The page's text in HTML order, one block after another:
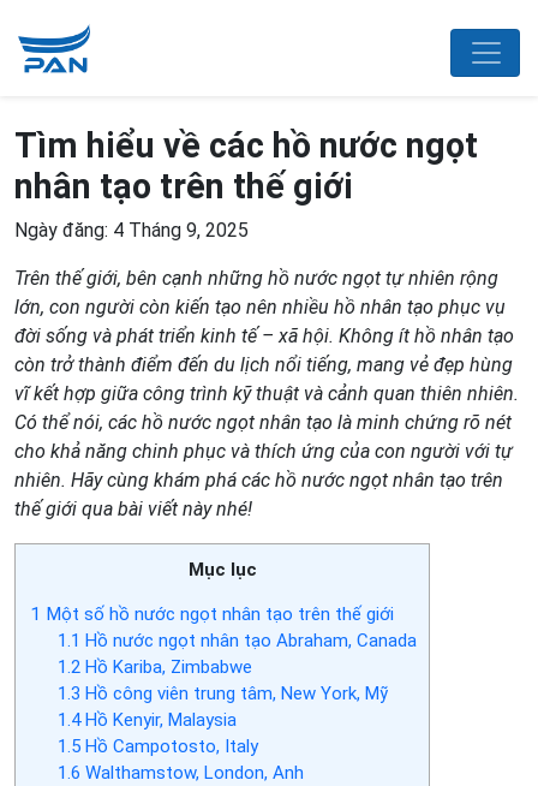
Tìm hiểu về các hồ nước ngọt
nhân tạo trên thế giới
Ngày đăng: 4 Tháng 9, 2025
Trên thế giới, bên cạnh những hồ nước ngọt tự nhiên rộng
lớn, con người còn kiến tạo nên nhiều hồ nhân tạo phục vụ
đời sống và phát triển kinh tế – xã hội. Không ít hồ nhân tạo
còn trở thành điểm đến du lịch nổi tiếng, mang vẻ đẹp hùng
vĩ kết hợp giữa công trình kỹ thuật và cảnh quan thiên nhiên.
Có thể nói, các hồ nước ngọt nhân tạo là minh chứng rõ nét
cho khả năng chinh phục và thích ứng của con người với tự
nhiên. Hãy cùng khám phá các hồ nước ngọt nhân tạo trên
thế giới qua bài viết này nhé!
Mục lục
1 Một số hồ nước ngọt nhân tạo trên thế giới
1.1 Hồ nước ngọt nhân tạo Abraham, Canada
1.2Hồ Kariba, Zimbabwe
1.3 Hồ công viên trung tâm, New York, Mỹ
1.4Hồ Kenyir, Malaysia
1.5Hồ Campotosto, Italy
1.6 Walthamstow, London, Anh